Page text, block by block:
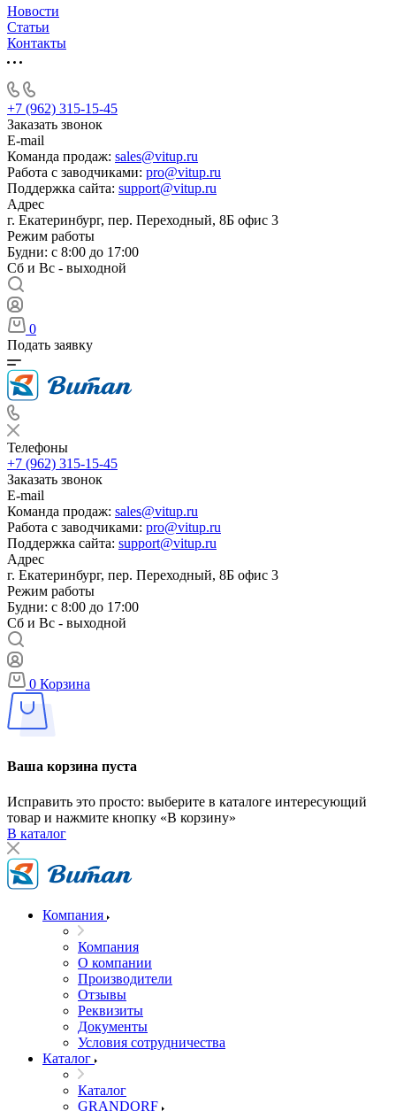
Новости
Статьи
Контакты
+7 (962) 315-15-45
Заказать звонок
E-mail
Команда продаж: sales@vitup.ru
Работа с заводчиками: pro@vitup.ru
Поддержка сайта: support@vitup.ru
Адрес
г. Екатеринбург, пер. Переходный, 8Б офис 3
Режим работы
Будни: с 8:00 до 17:00
Сб и Вс - выходной
0
Подать заявку
Телефоны
+7 (962) 315-15-45
Заказать звонок
E-mail
Команда продаж: sales@vitup.ru
Работа с заводчиками: pro@vitup.ru
Поддержка сайта: support@vitup.ru
Адрес
г. Екатеринбург, пер. Переходный, 8Б офис 3
Режим работы
Будни: с 8:00 до 17:00
Сб и Вс - выходной
0 Корзина
Ваша корзина пуста
Исправить это просто: выберите в каталоге интересующий
товар и нажмите кнопку «В корзину»
В каталог
Компания
Компания
О компании
Производители
Отзывы
Реквизиты
Документы
Условия сотрудничества
Каталог
Каталог
GRANDORF